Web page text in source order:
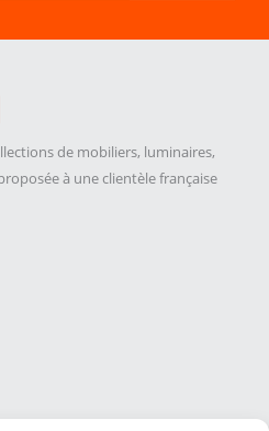
de mobiliers, luminaires,
à une clientèle française